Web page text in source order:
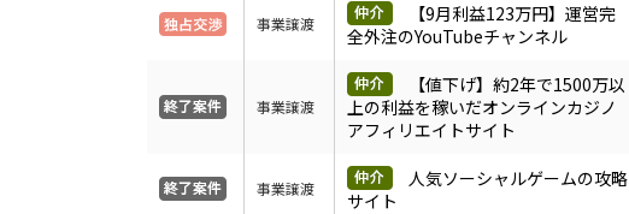
事業譲渡
【9月利益123万円】運営完
全外注のYouTubeチャンネル
事業譲渡
【値下げ】約2年で1500万以
上の利益を稼いだオンラインカジノ
アフィリエイトサイト
事業譲渡
人気ソーシャルゲームの攻略
サイト